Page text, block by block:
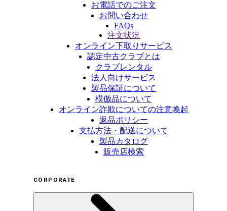
お電話でのご注文
お問い合わせ
FAQs
注文状況
オンライン下取りサービス
認定中古クラブとは
クラブレンタル
法人向けサービス
製品保証について
模倣品について
オンライン詐欺についての注意喚起
返品ポリシー
支払方法・配送について
製品カタログ
販売店検索
CORPORATE